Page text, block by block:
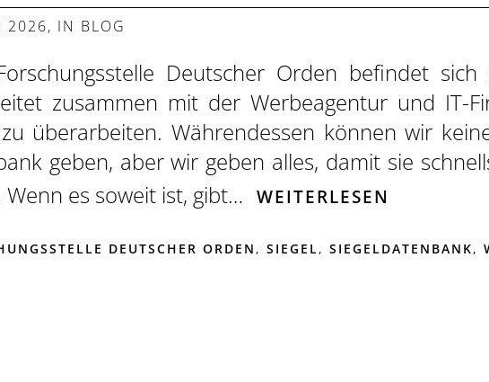
2026, IN BLOG
Deutscher Orden befindet sich
zusammen mit der Werbeagentur und IT-
überarbeiten. Währendessen können wir
geben, aber wir geben alles, damit sie
es soweit ist, gibt… WEITERLESEN
DEUTSCHER ORDEN , SIEGEL , SIEGELDATENBANK,